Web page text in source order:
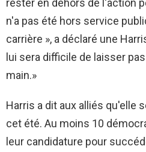
n'a pas été hors service
carrière », a déclaré une
lui sera difficile de laisser
main.»
Harris a dit aux alliés qu'elle
cet été. Au moins 10
leur candidature pour